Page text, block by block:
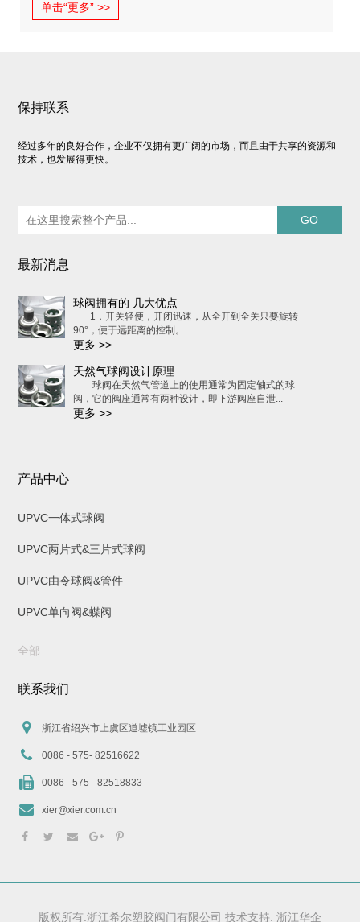
单击“更多” >>
保持联系
经过多年的良好合作，企业不仅拥有更广阔的市场，而且由于共享的资源和
技术，也发展得更快。
最新消息
球阀拥有的 几大优点
1．开关轻便，开闭迅速，从全开到全关只要旋转
90°，便于远距离的控制。 ...
更多 >>
天然气球阀设计原理
球阀在天然气管道上的使用通常为固定轴式的球
阀，它的阀座通常有两种设计，即下游阀座自泄...
更多 >>
产品中心
UPVC一体式球阀
UPVC两片式&三片式球阀
UPVC由令球阀&管件
UPVC单向阀&蝶阀
全部
联系我们
浙江省绍兴市上虞区道墟镇工业园区
0086 - 575- 82516622
0086 - 575 - 82518833
xier@xier.com.cn
版权所有:浙江希尔塑胶阀门有限公司 技术支持: 浙江华企